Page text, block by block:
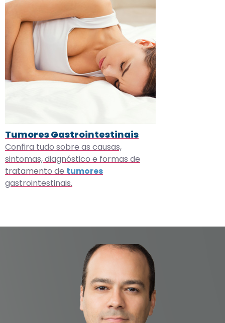
Tumores Gastrointestinais
Confira tudo sobre as causas,
sintomas, diagnóstico e formas de
tratamento de tumores
gastrointestinais.